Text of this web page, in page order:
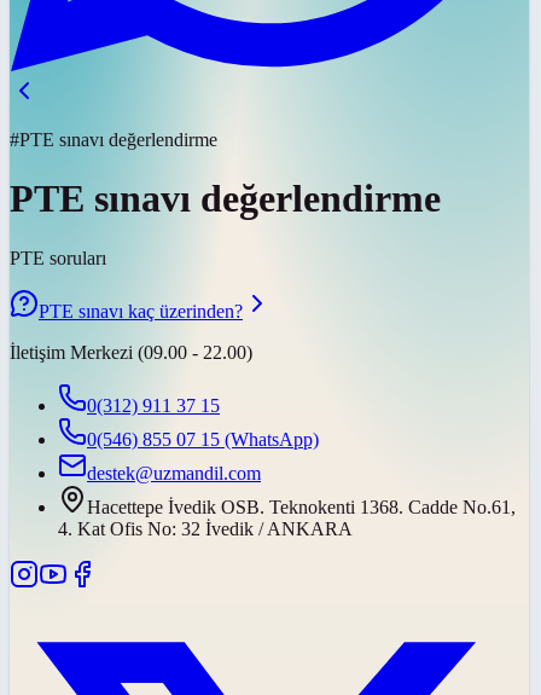
#PTE sınavı değerlendirme
PTE sınavı değerlendirme
PTE soruları
PTE sınavı kaç üzerinden?
İletişim Merkezi (09.00 - 22.00)
0(312) 911 37 15
0(546) 855 07 15 (WhatsApp)
destek@uzmandil.com
Hacettepe İvedik OSB. Teknokenti 1368. Cadde No.61,
4. Kat Ofis No: 32 İvedik / ANKARA